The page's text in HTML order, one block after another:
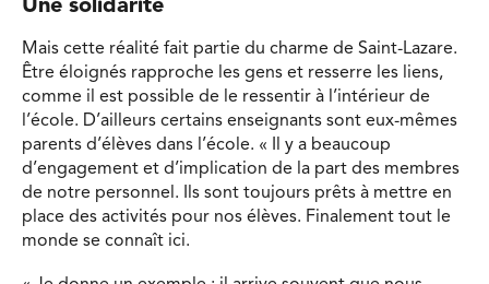
Une solidarité
Mais cette réalité fait partie du charme de Saint-Lazare.
Être éloignés rapproche les gens et resserre les liens,
comme il est possible de le ressentir à l’intérieur de
l’école. D’ailleurs certains enseignants sont eux-mêmes
parents d’élèves dans l’école. « Il y a beaucoup
d’engagement et d’implication de la part des membres
de notre personnel. Ils sont toujours prêts à mettre en
place des activités pour nos élèves. Finalement tout le
monde se connaît ici.